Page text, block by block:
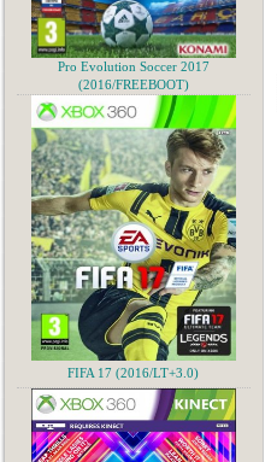
Pro Evolution Soccer 2017
(2016/FREEBOOT)
FIFA 17 (2016/LT+3.0)